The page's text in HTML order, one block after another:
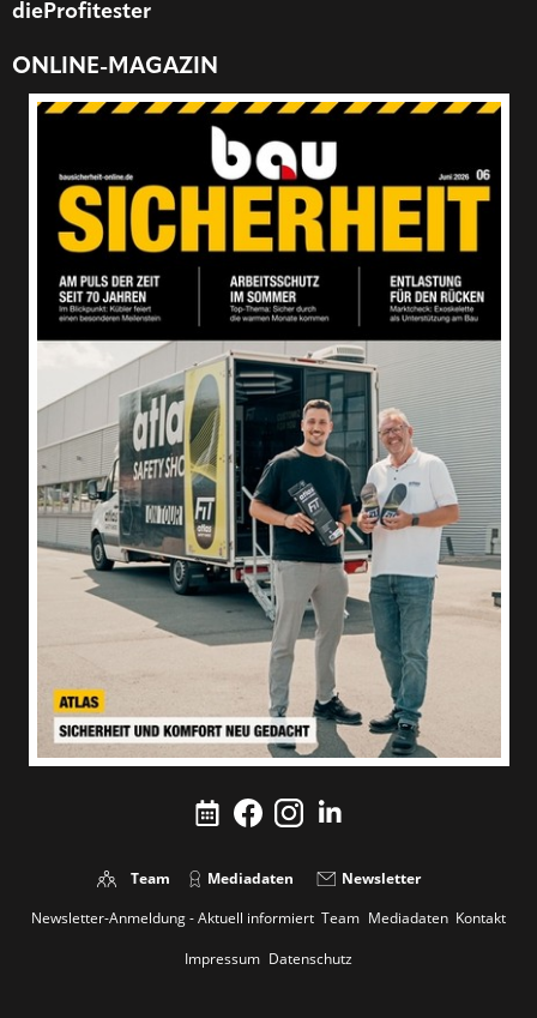
dieProfitester
ONLINE-MAGAZIN
Team Mediadaten
Newsletter
Newsletter-Anmeldung - Aktuell informiert Team Mediadaten Kontakt
Impressum Datenschutz